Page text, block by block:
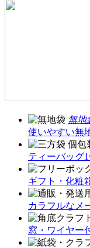
無地
使いやすい無
ティーバッグ
ギフト・化粧
カラフルなメ
窓・ワイヤー